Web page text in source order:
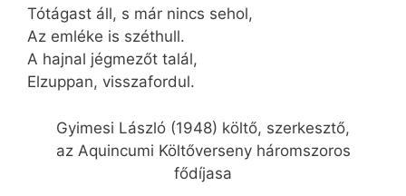
Tótágast áll, s már nincs sehol,
Az emléke is széthull.
A hajnal jégmezőt talál,
Elzuppan, visszafordul.
Gyimesi László (1948) költő, szerkesztő,
az Aquincumi Költőverseny háromszoros
fődíjasa